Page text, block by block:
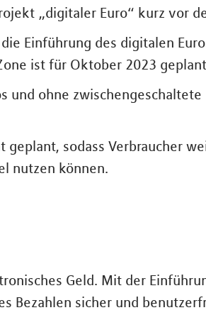
„digitaler Euro“ kurz vor
Einführung des digitalen
ist für Oktober 2023
ohne zwischengeschaltete
geplant, sodass Verbraucher
nutzen können.
Geld. Mit der
Bezahlen sicher und